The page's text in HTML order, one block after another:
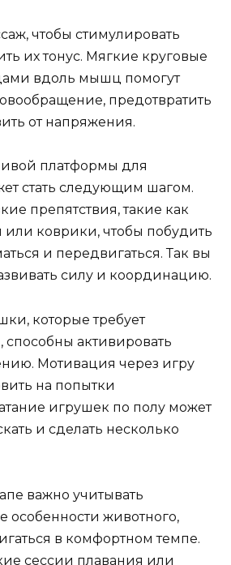
чтобы стимулировать
их тонус. Мягкие круговые
вдоль мышц помогут
предотвратить
от напряжения.
платформы для
стать следующим шагом.
препятствия, такие как
коврики, чтобы побудить
и передвигаться. Так вы
силу и координацию.
которые требует
способны активировать
Мотивация через игру
на попытки
игрушек по полу может
и сделать несколько
важно учитывать
животного,
в комфортном темпе.
сессии плавания или